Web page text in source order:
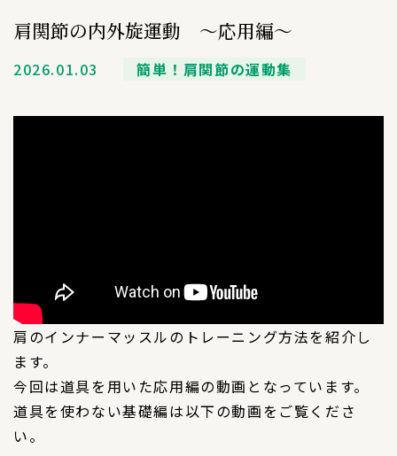
肩関節の内外旋運動 〜応用編〜
2026.01.03 簡単！肩関節の運動集
肩のインナーマッスルのトレーニング方法を紹介し
ます。
今回は道具を用いた応用編の動画となっています。
道具を使わない基礎編は以下の動画をご覧くださ
い。